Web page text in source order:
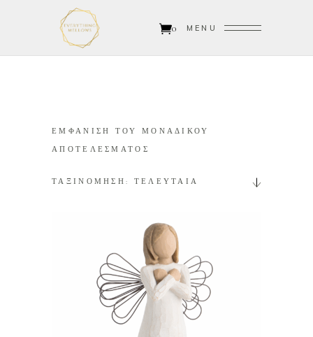
0 MENU
ΕΜΦΑΝΙΣΗ ΤΟΥ ΜΟΝΑΔΙΚΟΥ
ΑΠΟΤΕΛΕΣΜΑΤΟΣ
ΤΑΞΙΝΟΜΗΣΗ: ΤΕΛΕΥΤΑΙΑ